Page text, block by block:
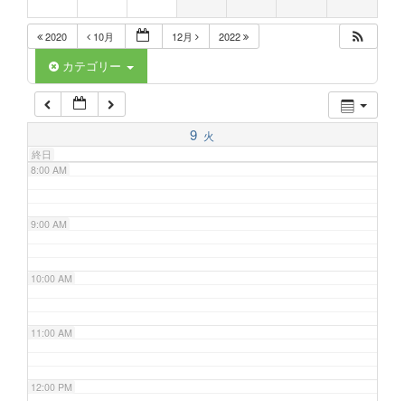
2020 10月 12月 2022
カテゴリー
9 火
終日
6:00 AM
7:00 AM
8:00 AM
9:00 AM
10:00 AM
11:00 AM
12:00 PM